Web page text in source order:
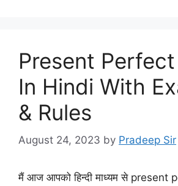
Present
In Hindi With
& Rules
August 24, 2023 by Pradeep Sir
मैं आज आपको हिन्दी माध्यम से present